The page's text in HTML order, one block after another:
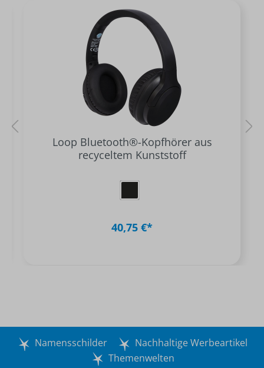
Loop Bluetooth®-Kopfhörer aus
recyceltem Kunststoff
40,75 €*
Namensschilder
Nachhaltige Werbeartikel
Themenwelten